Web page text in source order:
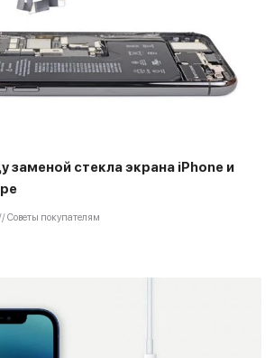
заменой стекла экрана iPhone и
Советы покупателям